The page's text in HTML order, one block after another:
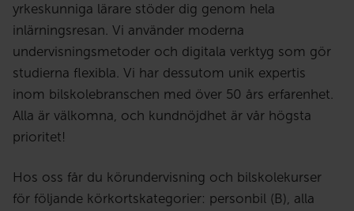
yrkeskunniga lärare stöder dig genom hela
inlärningsresan. Vi använder moderna
undervisningsmetoder och digitala verktyg som gör
studierna flexibla. Vi har dessutom unik expertis
inom bilskolebranschen med över 50 års erfarenhet.
Alla är välkomna, och kundnöjdhet är vår högsta
prioritet!
Hos oss får du körundervisning och bilskolekurser
för följande körkortskategorier: personbil (B), alla